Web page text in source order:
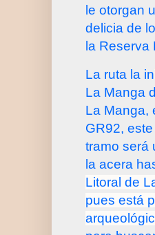
le otorgan
delicia de
la Reserva
La ruta la
La Manga
La Manga,
GR92,
tramo será
la acera
Litoral de
pues está